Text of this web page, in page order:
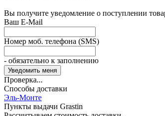
Вы получите уведомление о поступлении
Ваш E-Mail
Номер моб. телефона (SMS)
- обязательно к заполнению
Проверка...
Способы доставки
Эль-Монте
Пункты выдачи Grastin